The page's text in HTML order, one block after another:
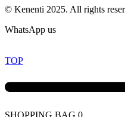
© Kenenti 2025. All rights
WhatsApp us
TOP